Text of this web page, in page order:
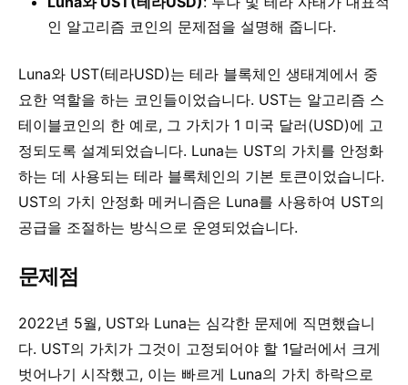
인 알고리즘 코인의 문제점을 설명해 줍니다.
Luna와 UST(테라USD)는 테라 블록체인 생태계에서 중
요한 역할을 하는 코인들이었습니다. UST는 알고리즘 스
테이블코인의 한 예로, 그 가치가 1 미국 달러(USD)에 고
정되도록 설계되었습니다. Luna는 UST의 가치를 안정화
하는 데 사용되는 테라 블록체인의 기본 토큰이었습니다.
UST의 가치 안정화 메커니즘은 Luna를 사용하여 UST의
공급을 조절하는 방식으로 운영되었습니다.
문제점
2022년 5월, UST와 Luna는 심각한 문제에 직면했습니
다. UST의 가치가 그것이 고정되어야 할 1달러에서 크게
벗어나기 시작했고, 이는 빠르게 Luna의 가치 하락으로